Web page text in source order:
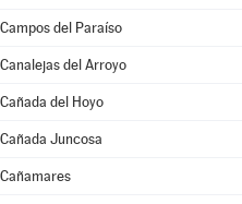
Campos del Paraíso
Canalejas del Arroyo
Cañada del Hoyo
Cañada Juncosa
Cañamares